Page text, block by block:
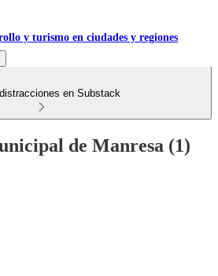
y turismo en ciudades y regiones
en Substack
de Manresa (1)